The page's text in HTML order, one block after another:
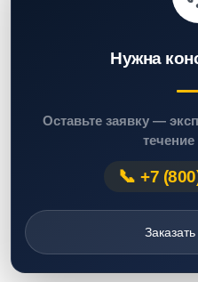
Нужна
Оставьте заявку —
+7